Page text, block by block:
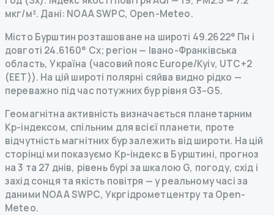
мкг/м³. Дані: NOAA SWPC, Open-Meteo.
Місто Бурштин розташоване на широті 49.2622° Пн і
довготі 24.6160° Сх; регіон — Івано-Франківська
область, Україна (часовий пояс Europe/Kyiv, UTC+2
(EET)). На цій широті полярні сяйва видно рідко —
переважно під час потужних бур рівня G3–G5.
Геомагнітна активність визначається планетарним
Kp-індексом, спільним для всієї планети, проте
відчутність магнітних бур залежить від широти. На цій
сторінці ми показуємо Kp-індекс в Бурштині, прогноз
на 3 та 27 днів, рівень бурі за шкалою G, погоду, схід і
захід сонця та якість повітря — у реальному часі за
даними NOAA SWPC, Укргідрометцентру та Open-
Meteo.